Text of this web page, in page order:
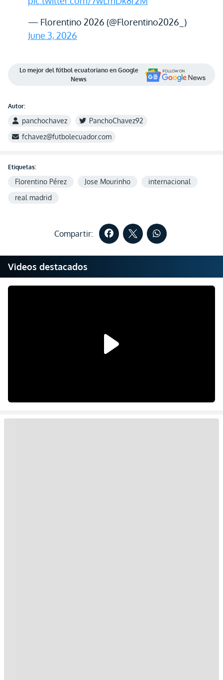
— Florentino 2026 (@Florentino2026_)
June 3, 2026
Lo mejor del fútbol ecuatoriano en Google
News
Autor:
panchochavez
PanchoChavez92
fchavez@futbolecuador.com
Etiquetas:
Florentino Pérez Jose Mourinho
internacional
real madrid
Compartir:
Videos destacados